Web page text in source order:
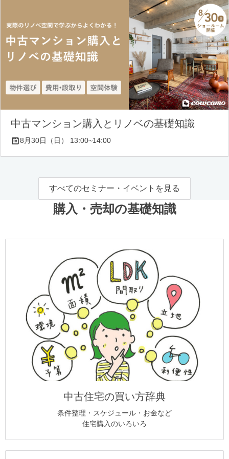
中古マンション購入とリノベの基礎知識
8月30日（日） 13:00~14:00
すべてのセミナー・イベントを見る
購入・売却の基礎知識
中古住宅の買い方辞典
条件整理・スケジュール・お金など
住宅購入のいろいろ